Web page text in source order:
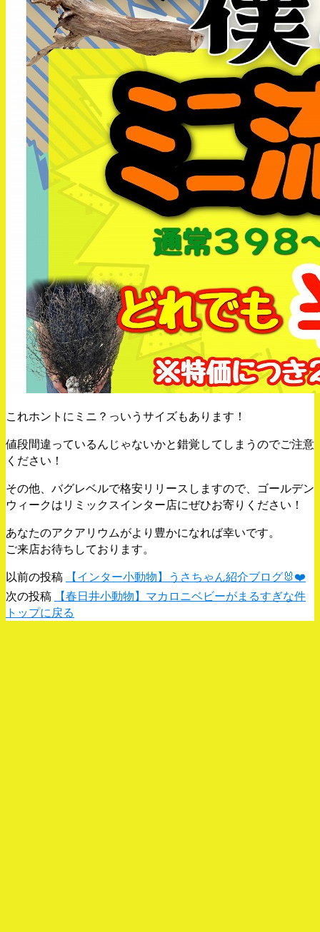
これホントにミニ？っいうサイズもあります！
値段間違っているんじゃないかと錯覚してしまうのでご注意
ください！
その他、バグレベルで格安リリースしますので、ゴールデン
ウィークはリミックスインター店にぜひお寄りください！
あなたのアクアリウムがより豊かになれば幸いです。
ご来店お待ちしております。
以前の投稿
【インター小動物】うさちゃん紹介ブログ🐰❤️
次の投稿
【春日井小動物】マカロニベビーがまるすぎな件
トップに戻る